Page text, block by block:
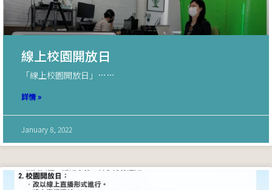
線上校園開放日
「線上校園開放日」……
詳情 »
January 8, 2022